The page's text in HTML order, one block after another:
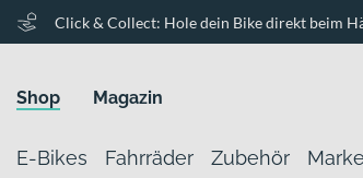
Click & Collect: Hole dein Bike direkt beim
Shop Magazin
E-Bikes Fahrräder Zubehör